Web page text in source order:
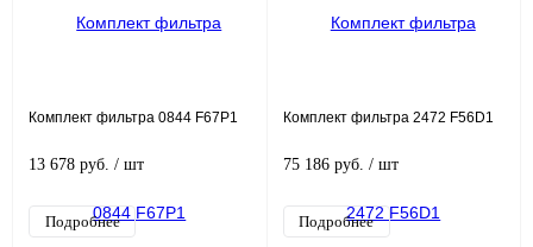
Комплект фильтра 0844 F67P1
13 678 руб. / шт
Подробнее
Комплект фильтра 2472 F56D1
75 186 руб. / шт
Подробнее